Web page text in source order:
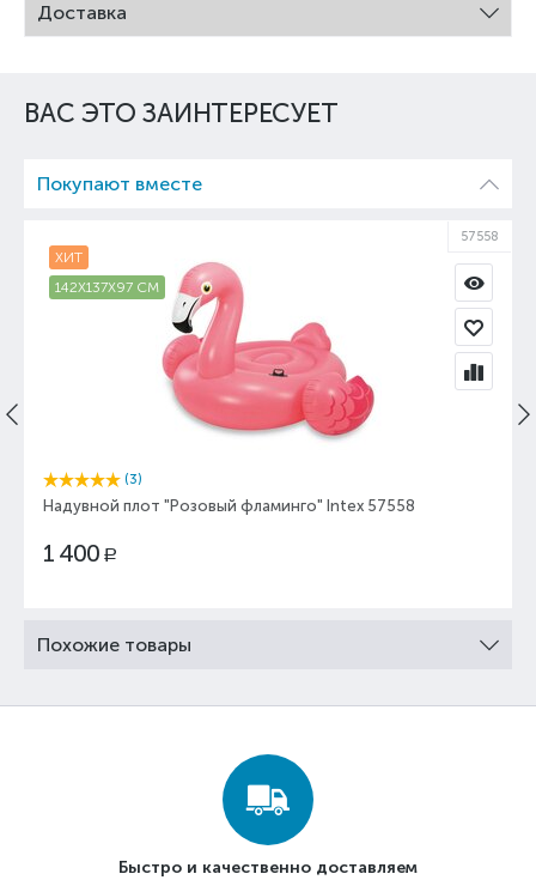
Доставка
ВАС ЭТО ЗАИНТЕРЕСУЕТ
Покупают вместе
ХИТ
142X137X97 СМ
57558
(3)
Надувной плот "Розовый фламинго" Intex 57558
1 400 Р
Похожие товары
Быстро и качественно доставляем